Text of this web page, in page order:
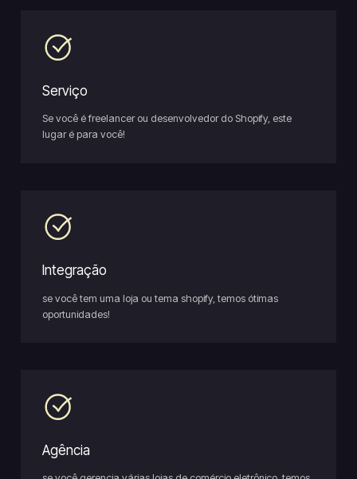
Serviço
Se você é freelancer ou desenvolvedor do Shopify, este
lugar é para você!
Integração
se você tem uma loja ou tema shopify, temos ótimas
oportunidades!
Agência